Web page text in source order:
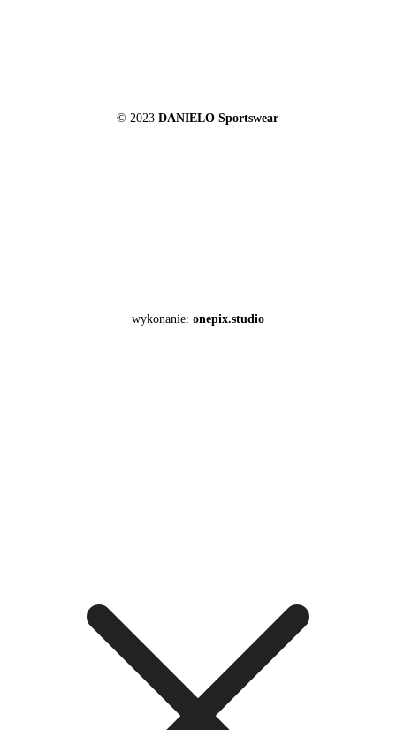
© 2023DANIELO Sportswear
wykonanie: onepix.studio